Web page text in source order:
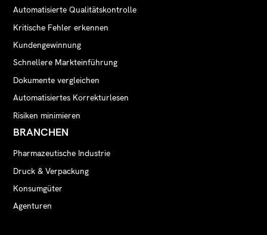
Automatisierte Qualitätskontrolle
Kritische Fehler erkennen
Kundengewinnung
Schnellere Markteinführung
Dokumente vergleichen
Automatisiertes Korrekturlesen
Risiken minimieren
BRANCHEN
Pharmazeutische Industrie
Druck & Verpackung
Konsumgüter
Agenturen